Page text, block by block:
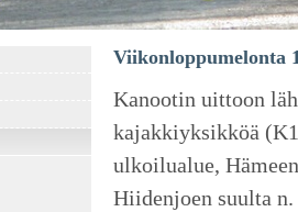
Viikonloppumelonta
Kanootin uittoon
kajakkiyksikköä
ulkoilualue,
Hiidenjoen suulta